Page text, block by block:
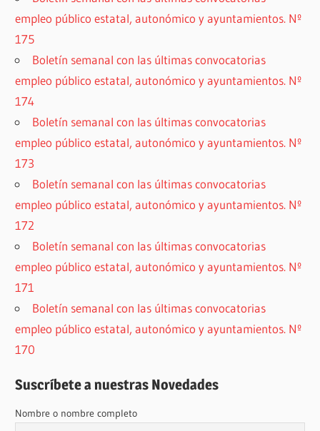
empleo público estatal, autonómico y ayuntamientos. Nº
175
Boletín semanal con las últimas convocatorias
empleo público estatal, autonómico y ayuntamientos. Nº
174
Boletín semanal con las últimas convocatorias
empleo público estatal, autonómico y ayuntamientos. Nº
173
Boletín semanal con las últimas convocatorias
empleo público estatal, autonómico y ayuntamientos. Nº
172
Boletín semanal con las últimas convocatorias
empleo público estatal, autonómico y ayuntamientos. Nº
171
Boletín semanal con las últimas convocatorias
empleo público estatal, autonómico y ayuntamientos. Nº
170
Suscríbete a nuestras Novedades
Nombre o nombre completo